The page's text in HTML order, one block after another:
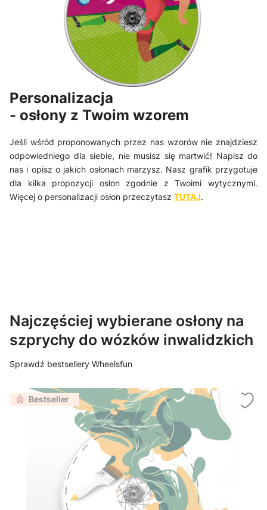
Personalizacja
- osłony z Twoim wzorem
Jeśli wśród proponowanych przez nas wzorów nie znajdziesz
odpowiedniego dla siebie, nie musisz się martwić! Napisz do
nas i opisz o jakich osłonach marzysz. Nasz grafik przygotuje
dla kilka propozycji osłon zgodnie z Twoimi wytycznymi.
Więcej o personalizacji osłon przeczytasz TUTAJ.
Najczęściej wybierane osłony na
szprychy do wózków inwalidzkich
Sprawdź bestsellery Wheelsfun
Bestseller